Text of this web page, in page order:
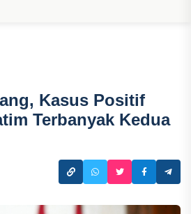
Kasus Positif
Terbanyak Kedua